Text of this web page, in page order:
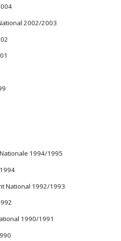
2002/2003
Nationale 1994/1995
National 1992/1993
1990/1991